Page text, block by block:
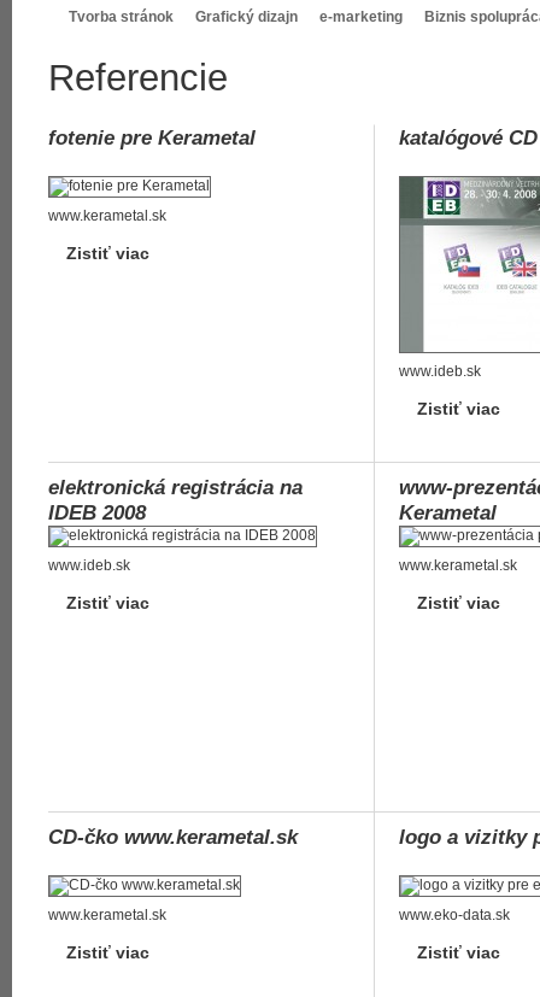
Tvorba stránok Grafický dizajn e-marketing Biznis
Referencie
fotenie pre Kerametal
www.kerametal.sk
Zistiť viac
katalógové
www.ideb.sk
Zistiť viac
elektronická registrácia na
IDEB 2008
www.ideb.sk
Zistiť viac
www-
Kerametal
www.kerametal.sk
Zistiť viac
CD-čko www.kerametal.sk
www.kerametal.sk
Zistiť viac
logo a vizitky
www.eko-data.sk
Zistiť viac